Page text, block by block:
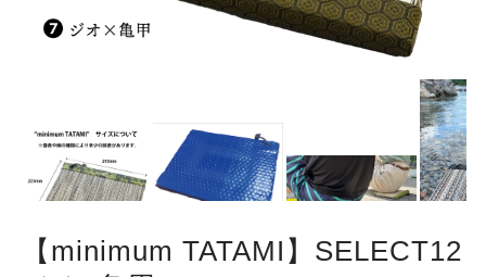
【minimum TATAMI】SELECT12